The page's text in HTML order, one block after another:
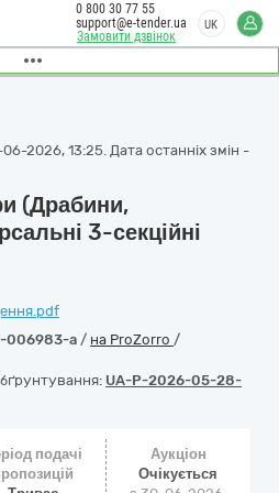
Замовити дзвінок
0 800 30 77 55
support@e-tender.ua
UK
2026, 13:25. Дата останніх змін -
(Драбини,
3-секційні
006983-a / на ProZorro /
UA-P-2026-05-28-
подачі
Аукціон
Очікується